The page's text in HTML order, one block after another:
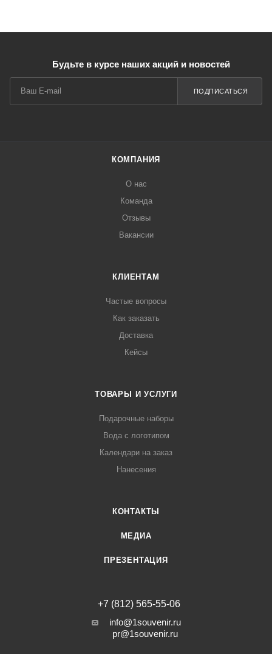
Будьте в курсе наших акций и новостей
ПОДПИСАТЬСЯ
КОМПАНИЯ
О нас
Команда
Отзывы
Вакансии
КЛИЕНТАМ
Частые вопросы
Как заказать
Доставка
Кейсы
ТОВАРЫ И УСЛУГИ
Подарочные наборы
Вода с логотипом
Календари на заказ
Нанесения
КОНТАКТЫ
МЕДИА
ПРЕЗЕНТАЦИЯ
+7 (812) 565-55-06
info@1souvenir.ru
pr@1souvenir.ru